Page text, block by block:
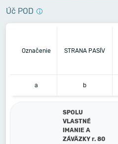
Úč POD
Označenie STRANA PASÍV
a b
SPOLU
VLASTNÉ
IMANIE A
ZÁVÄZKY r. 80